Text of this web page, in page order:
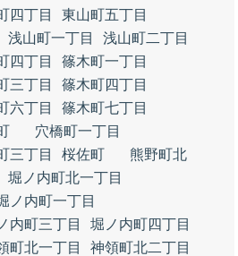
四丁目
東山町五丁目
浅山町一丁目
浅山町二丁目
四丁目
篠木町一丁目
三丁目
篠木町四丁目
六丁目
篠木町七丁目
穴橋町一丁目
三丁目 桜佐町
熊野町北
堀ノ内町北一丁目
ノ内町一丁目
内町三丁目
堀ノ内町四丁目
町北一丁目
神領町北二丁目